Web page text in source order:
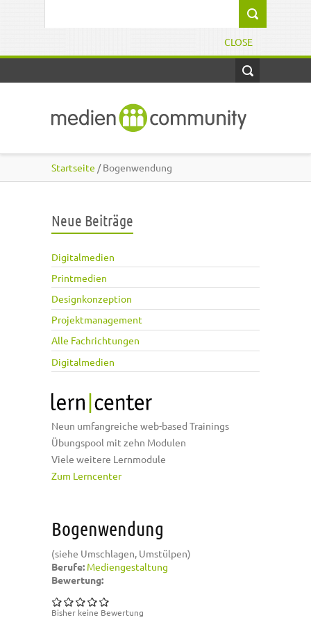
CLOSE
Startseite / Bogenwendung
Neue Beiträge
Digitalmedien
Printmedien
Designkonzeption
Projektmanagement
Alle Fachrichtungen
Digitalmedien
Neun umfangreiche web-based Trainings
Übungspool mit zehn Modulen
Viele weitere Lernmodule
Zum Lerncenter
Bogenwendung
(siehe Umschlagen, Umstülpen)
Berufe: Mediengestaltung
Bewertung:
Bisher keine Bewertung